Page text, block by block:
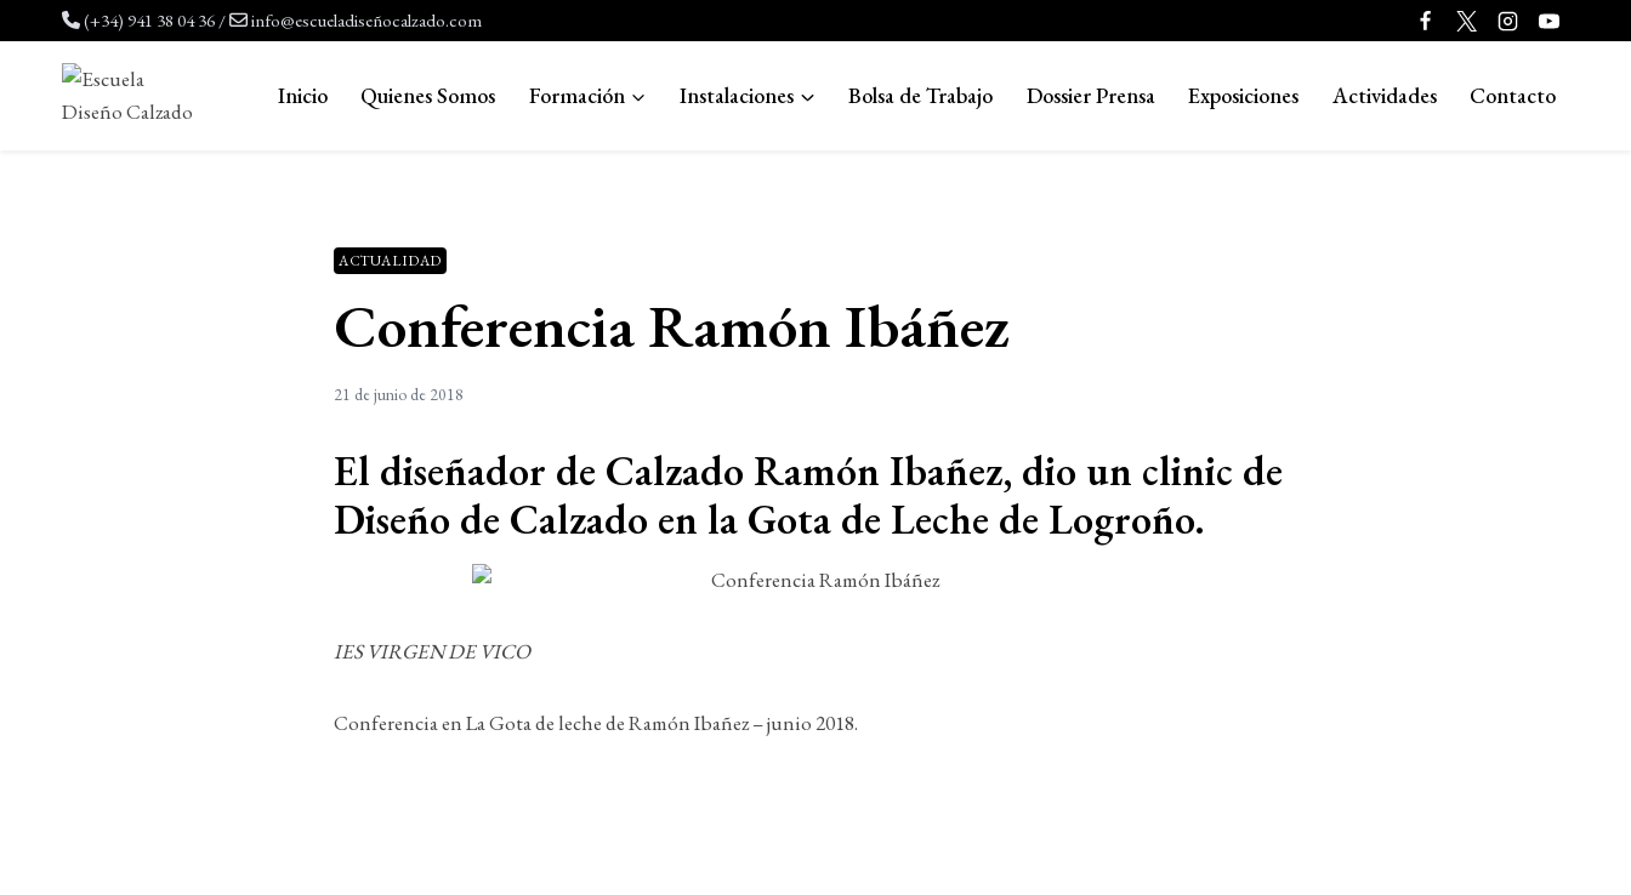
al
contenido
(+34) 941 38 04 36 / info@escueladiseñocalzado.com
Inicio Quienes Somos Formación Instalaciones Bolsa de Trabajo Dossier Prensa Exposiciones Actividades Contacto
ACTUALIDAD
Conferencia Ramón Ibáñez
21 de junio de 2018
El diseñador de Calzado Ramón Ibañez, dio un clinic de
Diseño de Calzado en la Gota de Leche de Logroño.
IES VIRGEN DE VICO
Conferencia en La Gota de leche de Ramón Ibañez – junio 2018.